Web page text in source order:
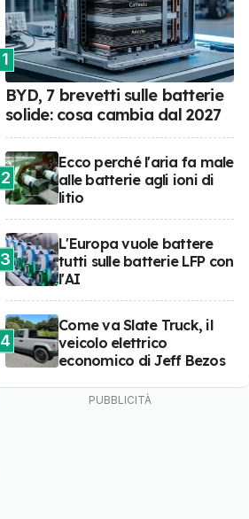
1
BYD, 7 brevetti sulle batterie
solide: cosa cambia dal 2027
2
Ecco perché l'aria fa male
alle batterie agli ioni di
litio
3
L'Europa vuole battere
tutti sulle batterie LFP con
l'AI
4
Come va Slate Truck, il
veicolo elettrico
economico di Jeff Bezos